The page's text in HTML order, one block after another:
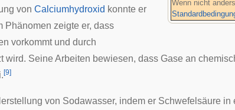
Wenn nicht
von Calciumhydroxid konnte er
Phänomen zeigte er, dass
vorkommt und durch
wird. Seine Arbeiten bewiesen, dass Gase an
[9]
von Sodawasser, indem er Schwefelsäure